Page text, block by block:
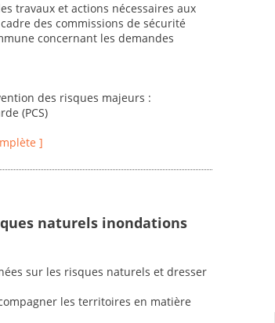
travaux et actions nécessaires aux
des commissions de sécurité
concernant les demandes
des risques majeurs :
(PCS)
]
naturels inondations
sur les risques naturels et dresser
les territoires en matière